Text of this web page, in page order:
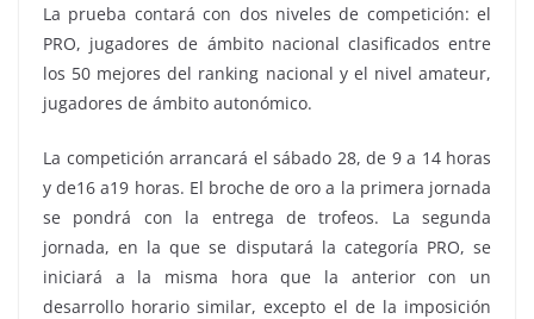
La prueba contará con dos niveles de competición: el
PRO, jugadores de ámbito nacional clasificados entre
los 50 mejores del ranking nacional y el nivel amateur,
jugadores de ámbito autonómico.
La competición arrancará el sábado 28, de 9 a 14 horas
y de16 a19 horas. El broche de oro a la primera jornada
se pondrá con la entrega de trofeos. La segunda
jornada, en la que se disputará la categoría PRO, se
iniciará a la misma hora que la anterior con un
desarrollo horario similar, excepto el de la imposición